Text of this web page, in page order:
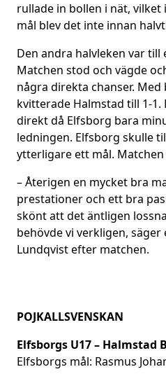
rullade in bollen i nät, vilket
mål blev det inte innan
Den andra halvleken var
Matchen stod och vägde
några direkta chanser.
kvitterade Halmstad till 1-1.
direkt då Elfsborg bara
ledningen. Elfsborg skulle
ytterligare ett mål. Matchen
– Återigen en mycket bra
prestationer och ett bra
skönt att det äntligen
behövde vi verkligen, säger
Lundqvist efter matchen.
POJKALLSVENSKAN
Elfsborgs U17 – Halmstad
Elfsborgs mål: Rasmus